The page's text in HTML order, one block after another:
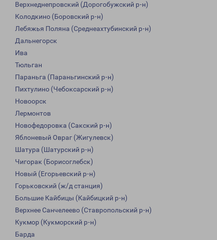
Верхнеднепровский (Дорогобужский р-н)
Колодкино (Боровский р-н)
Лебяжья Поляна (Среднеахтубинский р-н)
Дальнегорск
Ива
Тюльган
Параньга (Параньгинский р-н)
Пихтулино (Чебоксарский р-н)
Новоорск
Лермонтов
Новофедоровка (Сакский р-н)
Яблоневый Овраг (Жигулевск)
Шатура (Шатурский р-н)
Чигорак (Борисоглебск)
Новый (Егорьевский р-н)
Горьковский (ж/д станция)
Большие Кайбицы (Кайбицкий р-н)
Верхнее Санчелеево (Ставропольский р-н)
Кукмор (Кукморский р-н)
Барда